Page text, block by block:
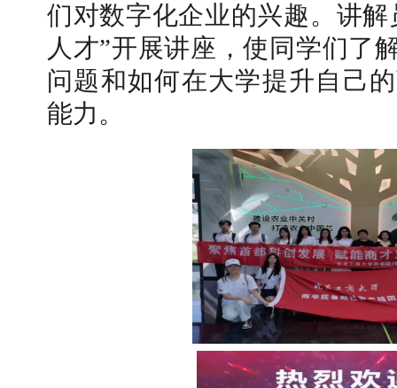
们对数字化企业的兴趣。讲
人才”开展讲座，使同学们了
问题和如何在大学提升自己
能力。